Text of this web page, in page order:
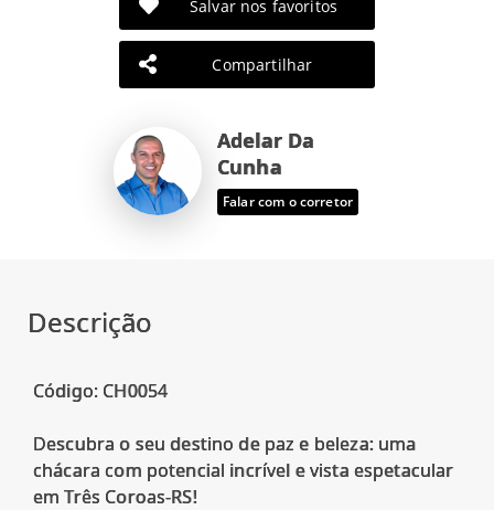
Salvar nos favoritos
Compartilhar
Adelar Da
Cunha
Falar com o corretor
Descrição
Código: CH0054
Descubra o seu destino de paz e beleza: uma
chácara com potencial incrível e vista espetacular
em Três Coroas-RS!